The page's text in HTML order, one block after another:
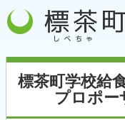
標茶町学校給
プロポー